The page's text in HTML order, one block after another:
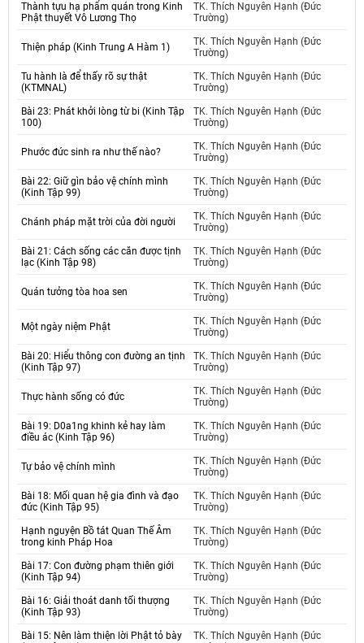
Thành tựu hạ phẩm quán trong Kinh
Phật thuyết Vô Lương Thọ
TK. Thích Nguyên Hạnh (Đức
Trường)
Thiện pháp (Kinh Trung A Hàm 1)
TK. Thích Nguyên Hạnh (Đức
Trường)
Tu hành là để thấy rõ sự thật
(KTMNAL)
TK. Thích Nguyên Hạnh (Đức
Trường)
Bài 23: Phát khởi lòng từ bi (Kinh Tập
100)
TK. Thích Nguyên Hạnh (Đức
Trường)
Phước đức sinh ra như thế nào?
TK. Thích Nguyên Hạnh (Đức
Trường)
Bài 22: Giữ gìn bảo vệ chính mình
(Kinh Tập 99)
TK. Thích Nguyên Hạnh (Đức
Trường)
Chánh pháp mặt trời của đời người
TK. Thích Nguyên Hạnh (Đức
Trường)
Bài 21: Cách sống các căn được tịnh
lạc (Kinh Tập 98)
TK. Thích Nguyên Hạnh (Đức
Trường)
Quán tưởng tòa hoa sen
TK. Thích Nguyên Hạnh (Đức
Trường)
Một ngày niệm Phật
TK. Thích Nguyên Hạnh (Đức
Trường)
Bài 20: Hiểu thông con đường an tịnh
(Kinh Tập 97)
TK. Thích Nguyên Hạnh (Đức
Trường)
Thực hành sống có đức
TK. Thích Nguyên Hạnh (Đức
Trường)
Bài 19: D0a1ng khinh kẻ hay làm
điều ác (Kinh Tập 96)
TK. Thích Nguyên Hạnh (Đức
Trường)
Tự bảo vệ chính mình
TK. Thích Nguyên Hạnh (Đức
Trường)
Bài 18: Mối quan hệ gia đình và đạo
đức (Kinh Tập 95)
TK. Thích Nguyên Hạnh (Đức
Trường)
Hạnh nguyện Bồ tát Quan Thế Âm
trong kinh Pháp Hoa
TK. Thích Nguyên Hạnh (Đức
Trường)
Bài 17: Con đường phạm thiên giới
(Kinh Tập 94)
TK. Thích Nguyên Hạnh (Đức
Trường)
Bài 16: Giải thoát danh tối thượng
(Kinh Tập 93)
TK. Thích Nguyên Hạnh (Đức
Trường)
Bài 15: Nên làm thiện lời Phật tỏ bày
TK. Thích Nguyên Hạnh (Đức